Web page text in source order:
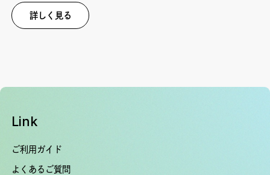
詳しく見る
Link
ご利用ガイド
よくあるご質問